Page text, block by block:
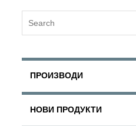
ПРОИЗВОДИ
НОВИ ПРОДУКТИ